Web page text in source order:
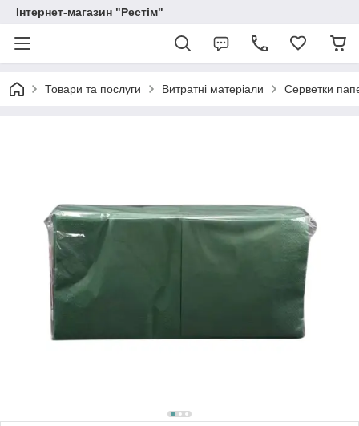
Інтернет-магазин "Рестім"
Товари та послуги Витратні матеріали Серветки